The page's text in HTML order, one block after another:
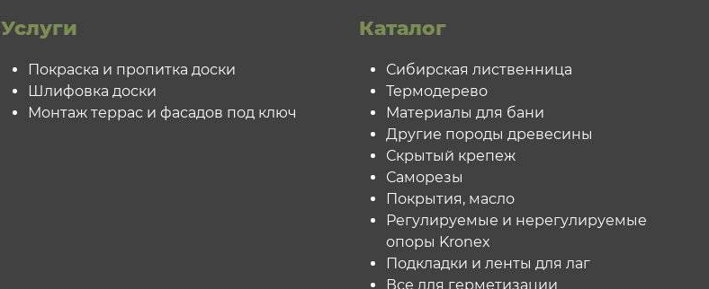
Услуги
Покраска и пропитка доски
Шлифовка доски
Монтаж террас и фасадов под ключ
Каталог
Сибирская лиственница
Термодерево
Материалы для бани
Другие породы древесины
Скрытый крепеж
Саморезы
Покрытия, масло
Регулируемые и нерегулируемые
опоры Kronex
Подкладки и ленты для лаг
Все для герметизации